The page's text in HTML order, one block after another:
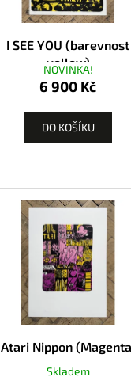
I SEE YOU (barevnost
yellow)
NOVINKA!
6 900 Kč
DO KOŠÍKU
Atari Nippon
Skladem